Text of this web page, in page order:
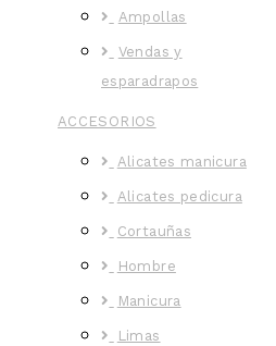
Ampollas
Vendas y
esparadrapos
ACCESORIOS
Alicates manicura
Alicates pedicura
Cortauñas
Hombre
Manicura
Limas